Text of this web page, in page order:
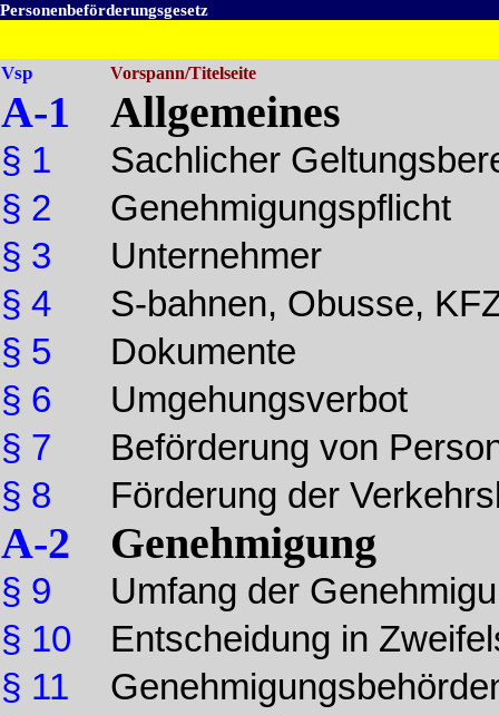
Personenbeförderungsgesetz
Vsp Vorspann/Titelseite
A-1
§ 1
§ 2
§ 3
§ 4
§ 5
§ 6
§ 7
§ 8
A-2
§ 9
§ 10
§ 11
Allgemeines
Sachlicher
Genehmigungspflicht
Unternehmer
S-bahnen, Obusse,
Dokumente
Umgehungsverbot
Beförderung von
Förderung der
Genehmigung
Umfang der
Entscheidung in